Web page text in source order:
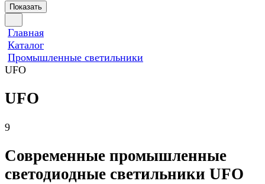
Показать
Главная
Каталог
Промышленные светильники
UFO
UFO
9
Современные промышленные
светодиодные светильники UFO